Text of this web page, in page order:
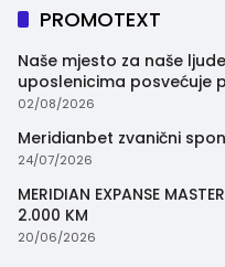
PROMOTEXT
Naše mjesto za naše
uposlenicima posvećuje
trenutak
02/08/2026
Meridianbet zvanični
24/07/2026
MERIDIAN EXPANSE
2.000 KM
20/06/2026